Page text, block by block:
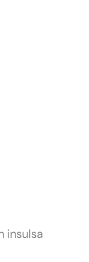
insulsa